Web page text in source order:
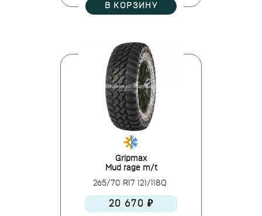
В КОРЗИНУ
Gripmax
Mud rage m/t
265/70 R17 121/118Q
20 670 ₽